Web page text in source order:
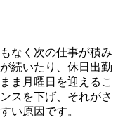
なく次の仕事が積み
続いたり、休日出勤
ま月曜日を迎えるこ
スを下げ、それがさ
い原因です。